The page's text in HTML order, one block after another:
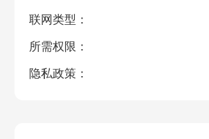
联网类型：
所需权限：
隐私政策：